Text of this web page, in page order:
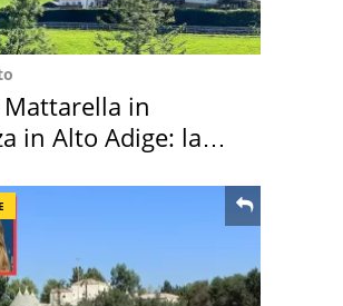
Mattarella in
in Alto Adige: la